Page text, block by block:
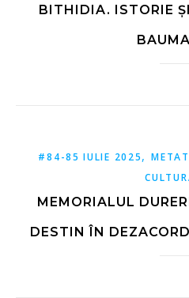
BITHIDIA. ISTORIE
#84-85 IULIE 2025,
MEMORIALUL
DESTIN ÎN